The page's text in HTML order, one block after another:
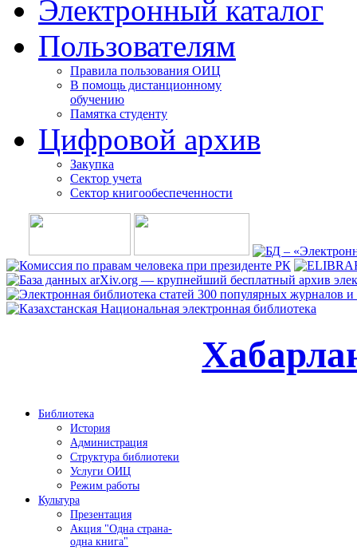
Электронный каталог
Пользователям
Правила пользования ОИЦ
В помощь дистанционному
обучению
Памятка студенту
Цифровой архив
Закупка
Сектор учета
Сектор книгообеспеченности
Библиотека
История
Администрация
Структура библиотеки
Услуги ОИЦ
Режим работы
Культура
Презентация
Акция "Одна страна-
одна книга"